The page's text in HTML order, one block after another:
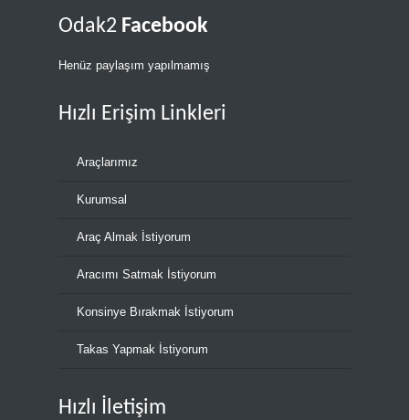
Odak2 Facebook
Henüz paylaşım yapılmamış
Hızlı Erişim Linkleri
Araçlarımız
Kurumsal
Araç Almak İstiyorum
Aracımı Satmak İstiyorum
Konsinye Bırakmak İstiyorum
Takas Yapmak İstiyorum
Hızlı İletişim